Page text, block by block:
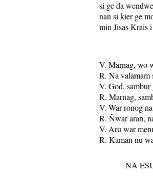
si ge da
nan si kier ge
min Jisas Krais
V. Marnag, wo
R. Na valamam
V. God, sambur
R. Marnag,
V. War ronog
R. Ñwar aran,
V. Aru war
R. Kaman nu
NA